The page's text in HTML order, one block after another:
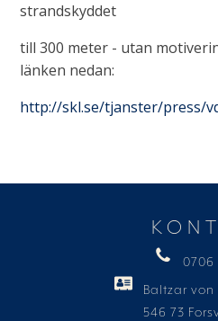
strandskyddet
till 300 meter - utan
länken nedan:
http://skl.se/tjanster/press/
0706
Baltzar von
546 73